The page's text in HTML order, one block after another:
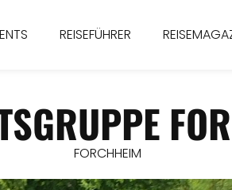
REISEFÜHRER
FORCHHEIM